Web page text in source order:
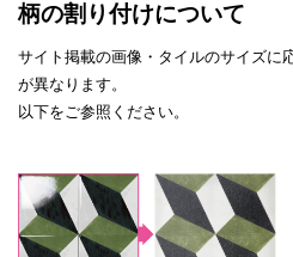
柄の割り付けについて
サイト掲載の画像・タイルのサイズに
が異なります。
以下をご参照ください。